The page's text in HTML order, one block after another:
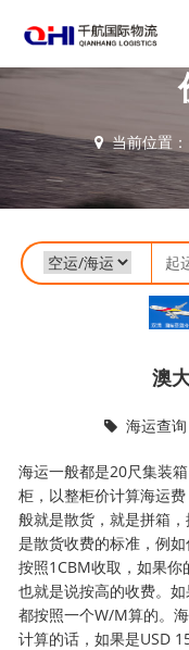
当前位置：
起
澳
海运查询
海运一般都是20尺集装
柜，以整柜价计算海运
般就是散货，就是拼箱
是散货收费的标准，例
按照1CBM收取，如果你
也就是说按高的收费。
都按照一个W/M算的。
计算的话，如果是USD